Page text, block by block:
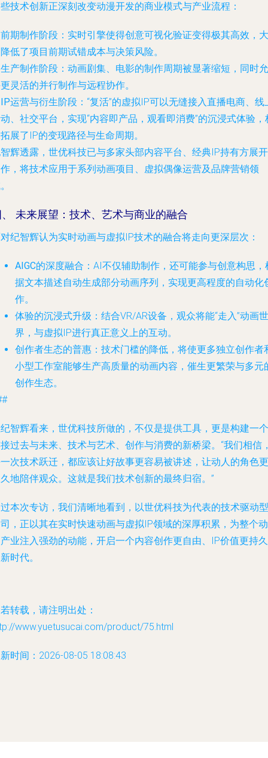
技术创新正深刻改变动漫开发的商业模式与产业流程：
前期制作阶段 ：实时引擎使得创意可视化验证变得极其高效，大
低了项目前期试错成本与决策风险。
生产制作阶段 ：动画剧集、电影的制作周期被显著缩短，同时允
灵活的并行制作与远程协作。
IP运营与衍生阶段 ：“复活”的虚拟IP可以无缝接入直播电商、线
、社交平台，实现“内容即产品，观看即消费”的沉浸式体验，
展了IP的变现路径与生命周期。
辉透露，世优科技已与多家头部内容平台、经典IP持有方展开
，将技术应用于系列动画项目、虚拟偶像运营及品牌营销领
未来展望：技术、艺术与商业的融合
纪智辉认为实时动画与虚拟IP技术的融合将走向更深层次：
AIGC的深度融合 ：AI不仅辅助制作，还可能参与创意构思，
据文本描述自动生成部分动画序列，实现更高程度的自动化
作。
体验的沉浸式升级 ：结合VR/AR设备，观众将能“走入”动画世
界，与虚拟IP进行真正意义上的互动。
创作者生态的普惠 ：技术门槛的降低，将使更多独立创作者
小型工作室能够生产高质量的动画内容，催生更繁荣与多元
创作生态。
智辉看来，世优科技所做的，不仅是提供工具，更是构建一个
过去与未来、技术与艺术、创作与消费的新桥梁。“我们相信
次技术跃迁，都应该让好故事更容易被讲述，让动人的角色更
地陪伴观众。这就是我们技术创新的最终归宿。”
本次专访，我们清晰地看到，以世优科技为代表的技术驱动型
，正以其在实时快速动画与虚拟IP领域的深厚积累，为整个动
业注入强劲的动能，开启一个内容创作更自由、IP价值更持久
时代。
转载，请注明出处：
www.yuetusucai.com/product/75.html
时间：2026-08-05 18:08:43